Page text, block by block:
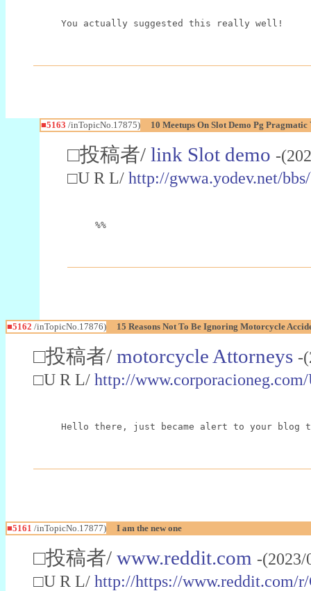
You actually suggested this really well!
■5163 /inTopicNo.17875) 10 Meetups On Slot Demo Pg Pragmatic
□投稿者/ link Slot demo -
□U R L/ http://gwwa.yodev.net/
%%
■5162 /inTopicNo.17876) 15 Reasons Not To Be Ignoring Motorcycle
□投稿者/ motorcycle Attorneys -
□U R L/ http://
Hello there, just became alert to your
■5161 /inTopicNo.17877) I am the new one
□投稿者/ www.reddit.com -
□U R L/ http://https://www.reddit.com/